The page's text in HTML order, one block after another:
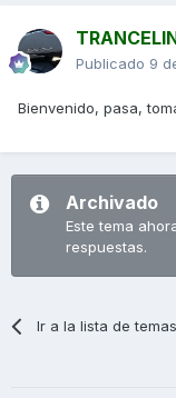
Publicado 9
Bienvenido, pasa,
Archivado
Este tema
respuestas.
Ir a la lista de temas